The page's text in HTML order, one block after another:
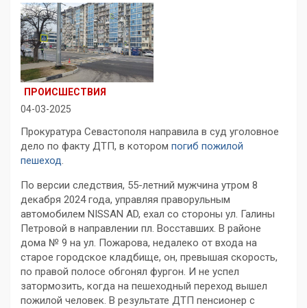
ПРОИСШЕСТВИЯ
04-03-2025
Прокуратура Севастополя направила в суд уголовное
дело по факту ДТП, в котором погиб пожилой
пешеход.
По версии следствия, 55-летний мужчина утром 8
декабря 2024 года, управляя праворульным
автомобилем NISSAN AD, ехал со стороны ул. Галины
Петровой в направлении пл. Восставших. В районе
дома № 9 на ул. Пожарова, недалеко от входа на
старое городское кладбище, он, превышая скорость,
по правой полосе обгонял фургон. И не успел
затормозить, когда на пешеходный переход вышел
пожилой человек. В результате ДТП пенсионер с